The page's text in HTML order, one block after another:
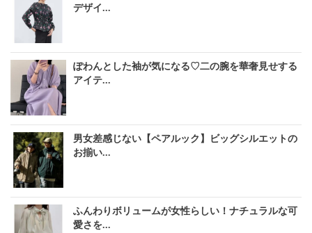
デザイ...
ぽわんとした袖が気になる♡二の腕を華奢見せする
アイテ...
男女差感じない【ペアルック】ビッグシルエットの
お揃い...
ふんわりボリュームが女性らしい！ナチュラルな可
愛さを...